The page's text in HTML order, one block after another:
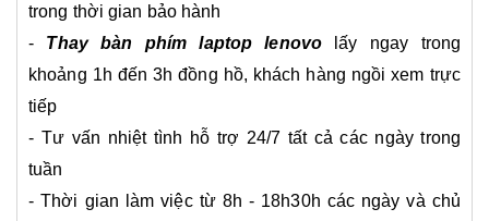
trong thời gian bảo hành
- Thay bàn phím laptop lenovolấy ngay trong
khoảng 1h đến 3h đồng hồ, khách hàng ngồi xem trực
tiếp
- Tư vấn nhiệt tình hỗ trợ 24/7 tất cả các ngày trong
tuần
- Thời gian làm việc từ 8h - 18h30h các ngày và chủ